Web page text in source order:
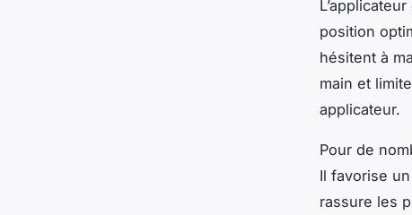
position
hésitent à
main et
applicateur.
Pour de
Il favorise
rassure les